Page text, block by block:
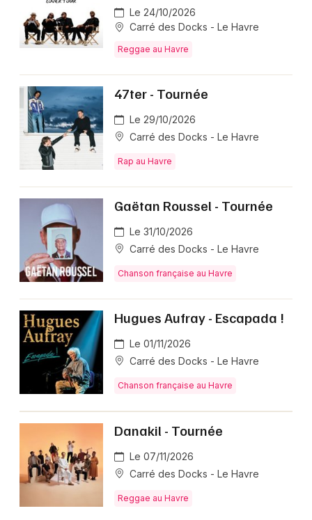
Le 24/10/2026
Carré des Docks - Le Havre
Reggae au Havre
47ter - Tournée
Le 29/10/2026
Carré des Docks - Le Havre
Rap au Havre
Gaëtan Roussel - Tournée
Le 31/10/2026
Carré des Docks - Le Havre
Chanson française au Havre
Hugues Aufray - Escapada !
Le 01/11/2026
Carré des Docks - Le Havre
Chanson française au Havre
Danakil - Tournée
Le 07/11/2026
Carré des Docks - Le Havre
Reggae au Havre